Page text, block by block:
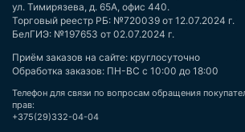
ул. Тимирязева, д. 65А, офис 440.
Торговый реестр РБ: №720039 от 12.07.2024 г.
БелГИЭ: №197653 от 02.07.2024 г.
Приём заказов на сайте: круглосуточно
Обработка заказов: ПН-ВС с 10:00 до 18:00
Телефон для связи по вопросам обращения
прав:
+375(29)332-04-04